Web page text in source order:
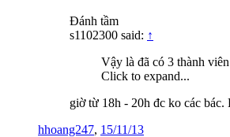
Đánh tầm
s1102300 said: ↑
Vậy là đã có 3 thành
Click to expand...
giờ từ 18h - 20h đc ko các bác.
hhoang247, 15/11/13